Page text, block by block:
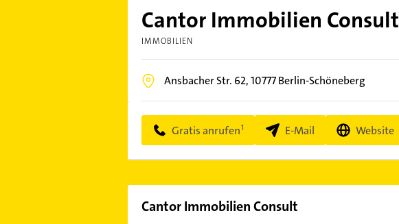
Cantor Immobilien Consult
IMMOBILIEN
Ansbacher Str. 62,10777Berlin-Schöneberg
Gratis anrufen E-Mail Website
Cantor Immobilien Consult